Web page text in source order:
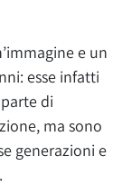
e un
esse infatti
di
ma sono
generazioni e